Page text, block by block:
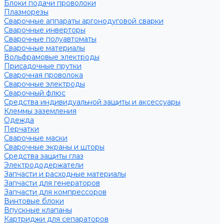
Блоки подачи проволоки
Плазморезы
Сварочные аппараты аргонодуговой сварки
Сварочные инверторы
Сварочные полуавтоматы
Сварочные материалы
Вольфрамовые электроды
Присадочные прутки
Сварочная проволока
Сварочные электроды
Сварочный флюс
Средства индивидуальной защиты и аксессуары
Клеммы заземления
Одежда
Перчатки
Сварочные маски
Сварочные экраны и шторы
Средства защиты глаз
Электрододержатели
Запчасти и расходные материалы
Запчасти для генераторов
Запчасти для компрессоров
Винтовые блоки
Впускные клапаны
Картриджи для сепараторов